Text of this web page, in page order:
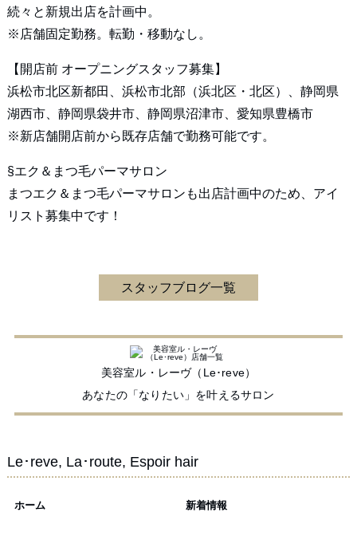
続々と新規出店を計画中。
※店舗固定勤務。転勤・移動なし。
【開店前 オープニングスタッフ募集】
浜松市北区新都田、浜松市北部（浜北区・北区）、静岡県
湖西市、静岡県袋井市、静岡県沼津市、愛知県豊橋市
※新店舗開店前から既存店舗で勤務可能です。
§エク＆まつ毛パーマサロン
まつエク＆まつ毛パーマサロンも出店計画中のため、アイ
リスト募集中です！
スタッフブログ一覧
美容室ル・レーヴ（Le･reve）
あなたの「なりたい」を叶えるサロン
Le･reve, La･route, Espoir hair
ホーム 新着情報